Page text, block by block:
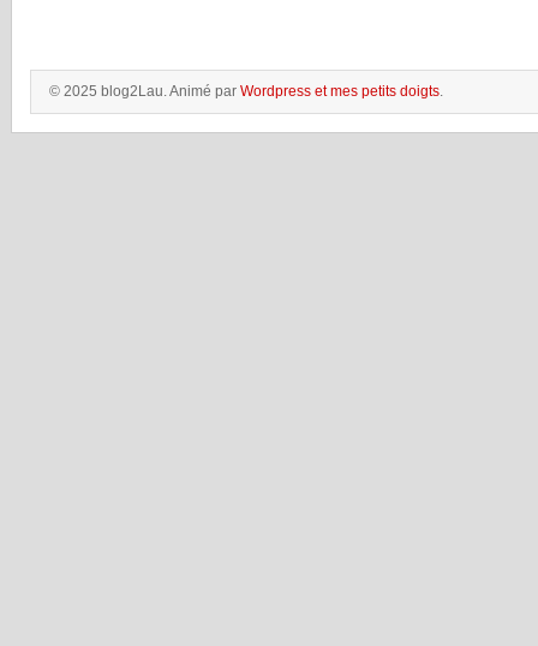
© 2025 blog2Lau. Animé par Wordpress et mes petits doigts.